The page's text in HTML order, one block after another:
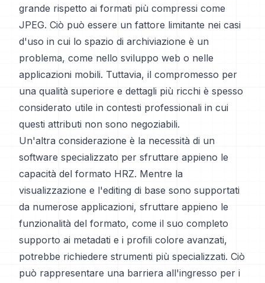
grande rispetto ai formati più compressi come
JPEG. Ciò può essere un fattore limitante nei casi
d'uso in cui lo spazio di archiviazione è un
problema, come nello sviluppo web o nelle
applicazioni mobili. Tuttavia, il compromesso per
una qualità superiore e dettagli più ricchi è spesso
considerato utile in contesti professionali in cui
questi attributi non sono negoziabili.
Un'altra considerazione è la necessità di un
software specializzato per sfruttare appieno le
capacità del formato HRZ. Mentre la
visualizzazione e l'editing di base sono supportati
da numerose applicazioni, sfruttare appieno le
funzionalità del formato, come il suo completo
supporto ai metadati e i profili colore avanzati,
potrebbe richiedere strumenti più specializzati. Ciò
può rappresentare una barriera all'ingresso per i